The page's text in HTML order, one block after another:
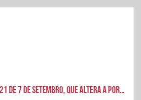
Portaria n.º 187/2021 de 7 de Setembro, que altera a Portaria n.º 152/2016, de 25 de maio